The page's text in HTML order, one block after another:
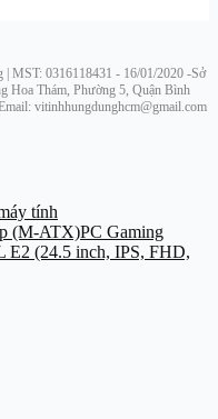
MST: 0316118431 - 16/01/2020 -Sở
Thám, Phường 5, Quận Bình
vitinhhungdunghcm@gmail.com
tính
PC Gaming